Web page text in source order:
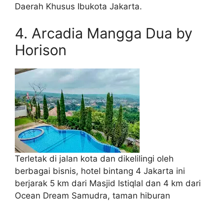
Daerah Khusus Ibukota Jakarta.
4. Arcadia Mangga Dua by
Horison
Terletak di jalan kota dan dikelilingi oleh
berbagai bisnis, hotel bintang 4 Jakarta ini
berjarak 5 km dari Masjid Istiqlal dan 4 km dari
Ocean Dream Samudra, taman hiburan